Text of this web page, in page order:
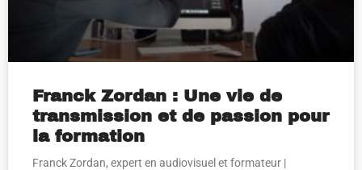
Franck Zordan : Une vie de
transmission et de passion pour
la formation
Franck Zordan, expert en audiovisuel et formateur |